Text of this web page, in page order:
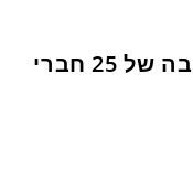
נתניה מציגה: קואליציה רחבה של 25 חברי